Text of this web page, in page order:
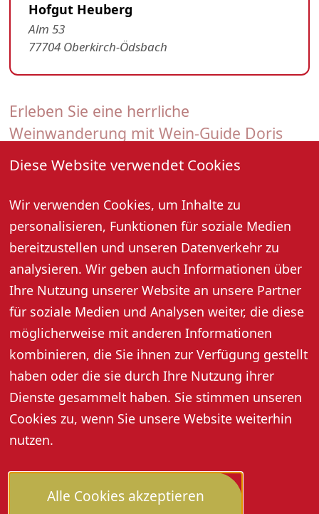
Diese Website verwendet Cookies
Wir verwenden Cookies, um Inhalte zu
personalisieren, Funktionen für soziale Medien
bereitzustellen und unseren Datenverkehr zu
analysieren. Wir geben auch Informationen über
Ihre Nutzung unserer Website an unsere Partner
für soziale Medien und Analysen weiter, die diese
möglicherweise mit anderen Informationen
kombinieren, die Sie ihnen zur Verfügung gestellt
haben oder die sie durch Ihre Nutzung ihrer
Dienste gesammelt haben. Sie stimmen unseren
Cookies zu, wenn Sie unsere Website weiterhin
nutzen.
Alle Cookies akzeptieren
Erleben Sie eine herrliche
Weinwanderung mit Wein-Guide Doris
Kist
Hofgut Heuberg · Alm 53 · 77704 Oberkirch-Ödsbach
Weinbergspaziergang inkl. 5er Weinprobe, und Vesper.
Preis pro Person: 40,- Euro
Anmeldung erforderlich bis zum Vortag, 13:00 Uhr:
Agnes Schweiger, Tel. 07802 4684 oder
info@hofgutheuberg.de
Hofgut Heuberg
Alm 53
77704 Oberkirch-Ödsbach